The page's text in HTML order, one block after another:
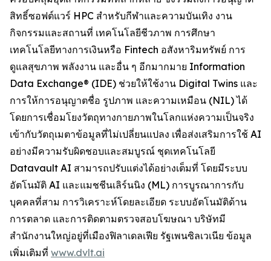
สิทธิ์ซอฟต์แวร์ HPC สำหรับกีฬาและความบันเทิง งาน
กิจกรรมและสถานที่ เทคโนโลยีชีวภาพ การศึกษา
เทคโนโลยีทางการเงินหรือ Fintech อสังหาริมทรัพย์ การ
ดูแลสุขภาพ พลังงาน และอื่น ๆ อีกมากมาย Information
Data Exchange® (IDE) ช่วยให้ใช้งาน Digital Twins และ
การให้การอนุญาตชื่อ รูปภาพ และความเหมือน (NIL) ได้
โดยการเชื่อมโยงวัตถุทางกายภาพในโลกแห่งความเป็นจริง
เข้ากับวัตถุเมตาข้อมูลที่ไม่เปลี่ยนแปลง เพื่อส่งเสริมการใช้ AI
อย่างมีความรับผิดชอบและสมบูรณ์ ชุดเทคโนโลยี
Datavault AI สามารถปรับแต่งได้อย่างเต็มที่ โดยมีระบบ
อัตโนมัติ AI และแมชชีนเลิร์นนิง (ML) การบูรณาการกับ
บุคคลที่สาม การวิเคราะห์โดยละเอียด ระบบอัตโนมัติด้าน
การตลาด และการติดตามตรวจสอบโฆษณา บริษัทมี
สำนักงานใหญ่อยู่ที่เมืองฟิลาเดลเฟีย รัฐเพนซิลเวเนีย ข้อมูล
เพิ่มเติมที่ www.dvlt.ai